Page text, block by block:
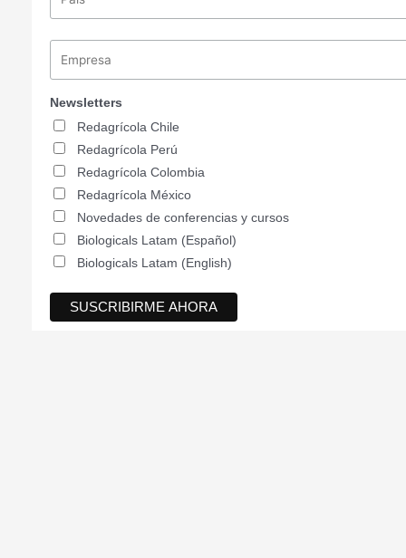
Newsletters
Redagrícola Chile
Redagrícola Perú
Redagrícola Colombia
Redagrícola México
Novedades de conferencias y cursos
Biologicals Latam (Español)
Biologicals Latam (English)